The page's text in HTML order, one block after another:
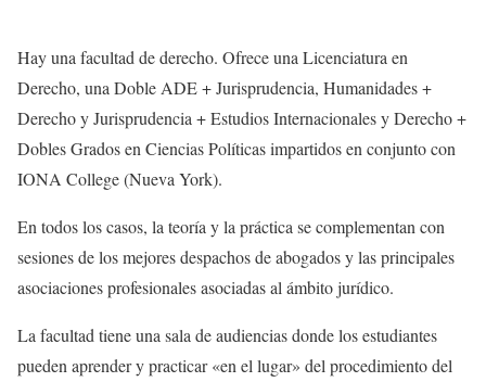
Hay una facultad de derecho. Ofrece una Licenciatura en
Derecho, una Doble ADE + Jurisprudencia, Humanidades +
Derecho y Jurisprudencia + Estudios Internacionales y Derecho +
Dobles Grados en Ciencias Políticas impartidos en conjunto con
IONA College (Nueva York).
En todos los casos, la teoría y la práctica se complementan con
sesiones de los mejores despachos de abogados y las principales
asociaciones profesionales asociadas al ámbito jurídico.
La facultad tiene una sala de audiencias donde los estudiantes
pueden aprender y practicar «en el lugar» del procedimiento del